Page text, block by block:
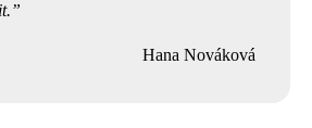
Hana Nováková